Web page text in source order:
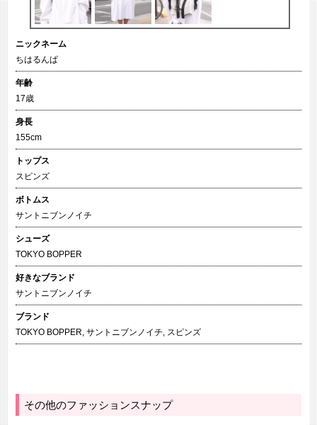
ニックネーム
ちはるんぱ
年齢
17歳
身長
155cm
トップス
スピンズ
ボトムス
サントニブンノイチ
シューズ
TOKYO BOPPER
好きなブランド
サントニブンノイチ
ブランド
TOKYO BOPPER, サントニブンノイチ, スピンズ
その他のファッションスナップ